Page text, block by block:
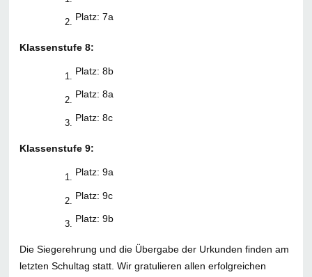
Platz: 7a
Klassenstufe 8:
Platz: 8b
Platz: 8a
Platz: 8c
Klassenstufe 9:
Platz: 9a
Platz: 9c
Platz: 9b
Die Siegerehrung und die Übergabe der Urkunden finden am
letzten Schultag statt. Wir gratulieren allen erfolgreichen